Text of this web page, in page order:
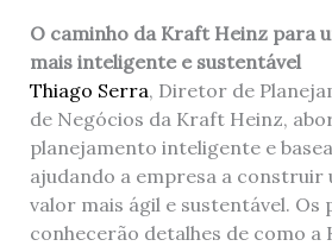
O caminho da Kraft Heinz para
mais inteligente e sustentável
Thiago Serra, Diretor de
de Negócios da Kraft Heinz,
planejamento inteligente e
ajudando a empresa a construir
valor mais ágil e sustentável. Os
conhecerão detalhes de como a